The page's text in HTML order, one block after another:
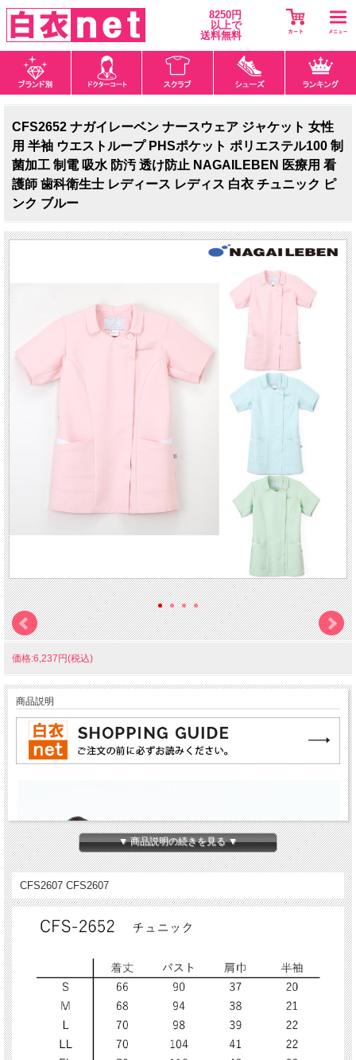
8250円
以上で
送料無料
CFS2652 ナガイレーベン ナースウェア ジャケット 女性
用 半袖 ウエストループ PHSポケット ポリエステル100 制
菌加工 制電 吸水 防汚 透け防止 NAGAILEBEN 医療用 看
護師 歯科衛生士 レディース レディス 白衣 チュニック ピ
ンク ブルー
価格:6,237円(税込)
商品説明
▼ 商品説明の続きを見る ▼
CFS2607 CFS2607